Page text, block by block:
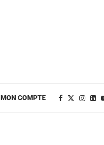
MON COMPTE